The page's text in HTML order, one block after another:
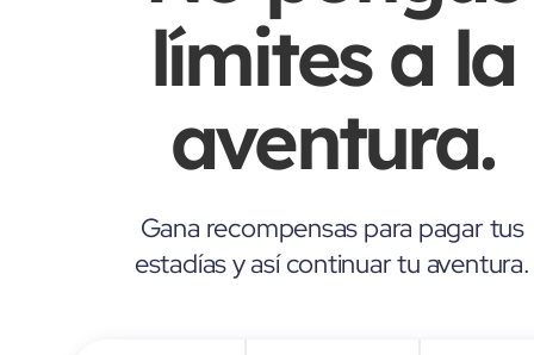
límites a la
aventura.
Gana recompensas para pagar tus
estadías y así continuar tu aventura.